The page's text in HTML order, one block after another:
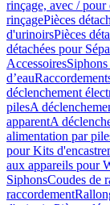
rinçage, avec / pour
rinçagePièces
d'urinoirsPièces
détachées pour
AccessoiresSiphons
d’eau
déclenchement
pilesA
apparentA
alimentation par
pour Kits
aux appareils pour
SiphonsCoudes de
raccordement